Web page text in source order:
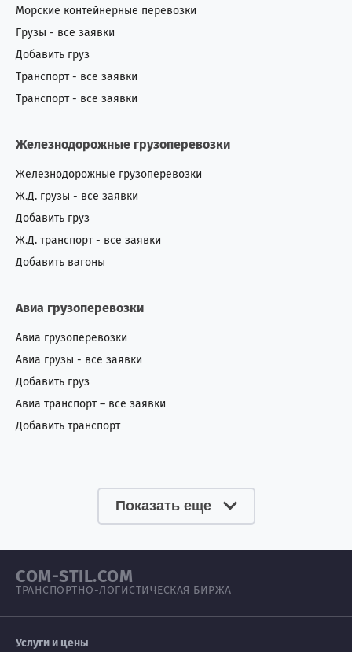
Морские контейнерные перевозки
Грузы - все заявки
Добавить груз
Транспорт - все заявки
Транспорт - все заявки
Железнодорожные грузоперевозки
Железнодорожные грузоперевозки
Ж.Д. грузы - все заявки
Добавить груз
Ж.Д. транспорт - все заявки
Добавить вагоны
Авиа грузоперевозки
Авиа грузоперевозки
Авиа грузы - все заявки
Добавить груз
Авиа транспорт – все заявки
Добавить транспорт
Показать еще
COM-STIL.COM
ТРАНСПОРТНО-ЛОГИСТИЧЕСКАЯ БИРЖА
Услуги и цены